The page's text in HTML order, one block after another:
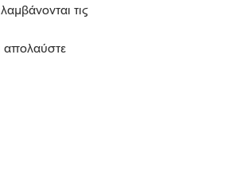
τις
απολαύστε